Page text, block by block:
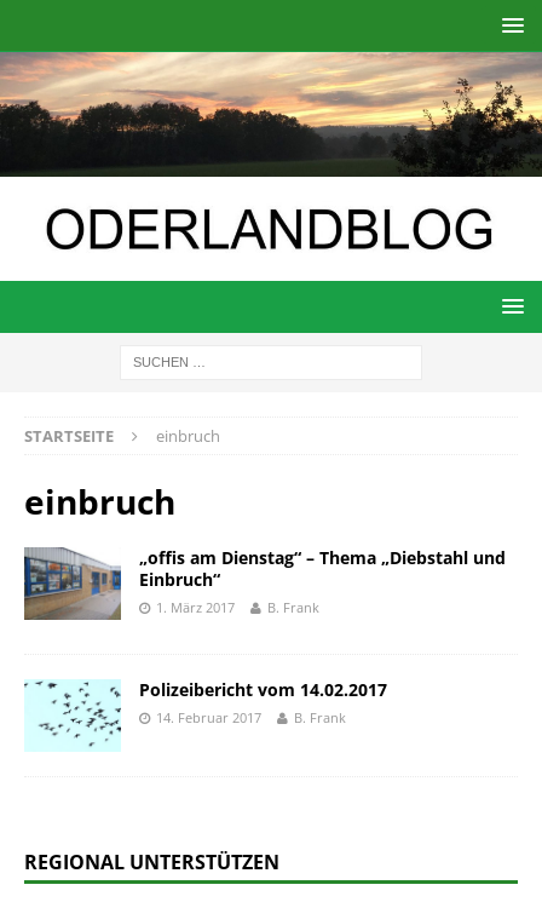
STARTSEITE einbruch
einbruch
„offis am Dienstag“ – Thema „Diebstahl und
Einbruch“
1. März 2017 B. Frank
Polizeibericht vom 14.02.2017
14. Februar 2017 B. Frank
REGIONAL UNTERSTÜTZEN